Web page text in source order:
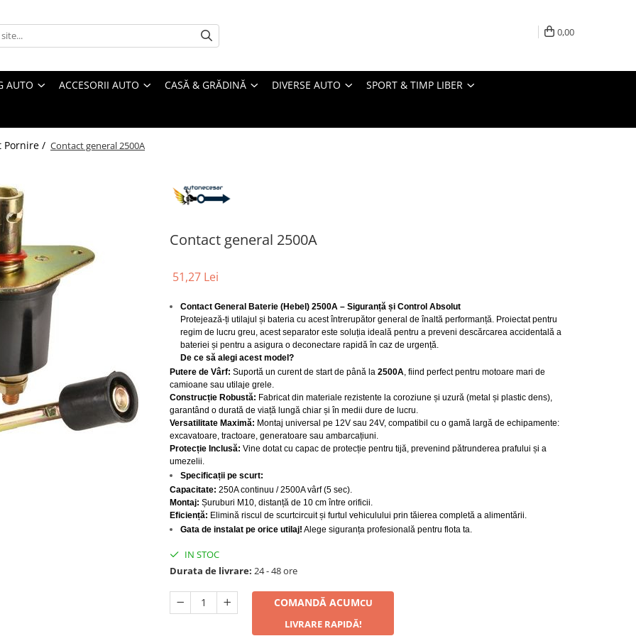
0,00
AUTO ACCESORII AUTO CASĂ & GRĂDINĂ DIVERSE AUTO SPORT & TIMP LIBER
Pornire / Contact general 2500A
Contact general 2500A
51,27 Lei
Contact General Baterie (Hebel) 2500A – Siguranță și Control Absolut
Protejează-ți utilajul și bateria cu acest întrerupător general de înaltă performanță. Proiectat pentru
regim de lucru greu, acest separator este soluția ideală pentru a preveni descărcarea accidentală a
bateriei și pentru a asigura o deconectare rapidă în caz de urgență.
De ce să alegi acest model?
Putere de Vârf: Suportă un curent de start de până la 2500A, fiind perfect pentru motoare mari de
camioane sau utilaje grele.
Construcție Robustă: Fabricat din materiale rezistente la coroziune și uzură (metal și plastic dens),
garantând o durată de viață lungă chiar și în medii dure de lucru.
Versatilitate Maximă: Montaj universal pe 12V sau 24V, compatibil cu o gamă largă de echipamente:
excavatoare, tractoare, generatoare sau ambarcațiuni.
Protecție Inclusă: Vine dotat cu capac de protecție pentru tijă, prevenind pătrunderea prafului și a
umezelii.
Specificații pe scurt:
Capacitate: 250A continuu / 2500A vârf (5 sec).
Montaj: Șuruburi M10, distanță de 10 cm între orificii.
Eficiență: Elimină riscul de scurtcircuit și furtul vehiculului prin tăierea completă a alimentării.
Gata de instalat pe orice utilaj! Alege siguranța profesională pentru flota ta.
IN STOC
Durata de livrare: 24 - 48 ore
COMANDĂ ACUMCU
LIVRARE RAPIDĂ!